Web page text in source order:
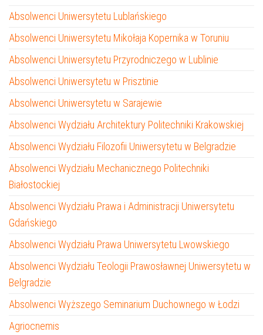
Absolwenci Uniwersytetu Lublańskiego
Absolwenci Uniwersytetu Mikołaja Kopernika w Toruniu
Absolwenci Uniwersytetu Przyrodniczego w Lublinie
Absolwenci Uniwersytetu w Prisztinie
Absolwenci Uniwersytetu w Sarajewie
Absolwenci Wydziału Architektury Politechniki Krakowskiej
Absolwenci Wydziału Filozofii Uniwersytetu w Belgradzie
Absolwenci Wydziału Mechanicznego Politechniki
Białostockiej
Absolwenci Wydziału Prawa i Administracji Uniwersytetu
Gdańskiego
Absolwenci Wydziału Prawa Uniwersytetu Lwowskiego
Absolwenci Wydziału Teologii Prawosławnej Uniwersytetu w
Belgradzie
Absolwenci Wyższego Seminarium Duchownego w Łodzi
Agriocnemis